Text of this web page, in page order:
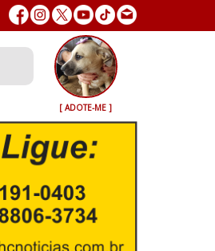
[ ADOTE-ME ]